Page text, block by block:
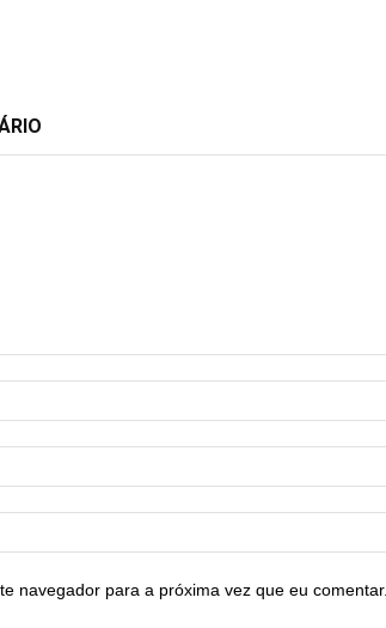
navegador para a próxima vez que eu comentar.